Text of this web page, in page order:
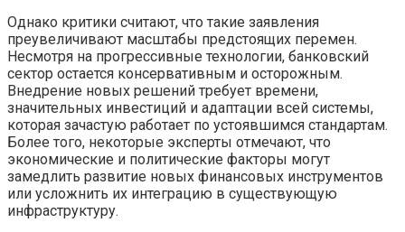
Однако критики считают, что такие заявления
преувеличивают масштабы предстоящих перемен.
Несмотря на прогрессивные технологии, банковский
сектор остается консервативным и осторожным.
Внедрение новых решений требует времени,
значительных инвестиций и адаптации всей системы,
которая зачастую работает по устоявшимся стандартам.
Более того, некоторые эксперты отмечают, что
экономические и политические факторы могут
замедлить развитие новых финансовых инструментов
или усложнить их интеграцию в существующую
инфраструктуру.